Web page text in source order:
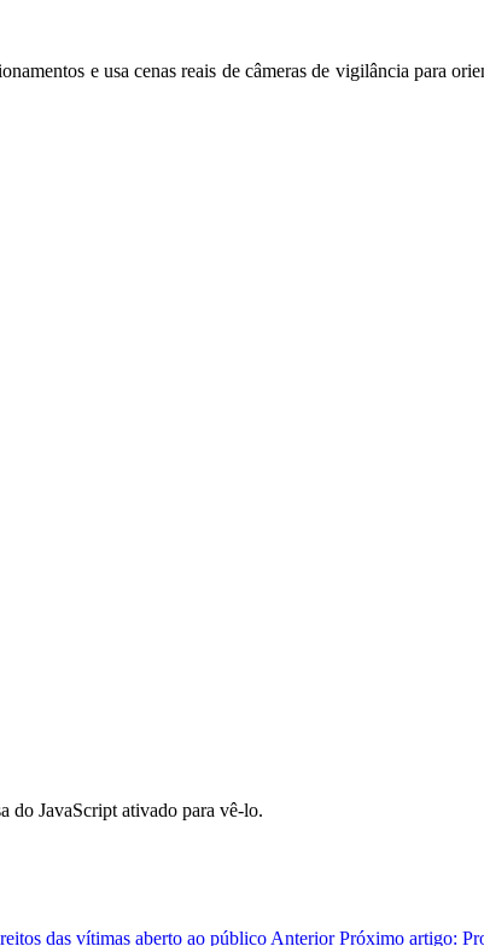
e usa cenas reais de câmeras de vigilância para
do JavaScript ativado para vê-lo.
das vítimas aberto ao público Anterior Próximo artigo: